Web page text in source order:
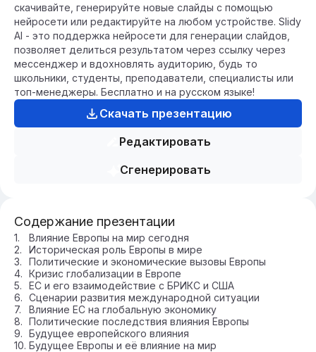
скачивайте, генерируйте новые слайды с помощью
нейросети или редактируйте на любом устройстве. Slidy
AI - это поддержка нейросети для генерации слайдов,
позволяет делиться результатом через ссылку через
мессенджер и вдохновлять аудиторию, будь то
школьники, студенты, преподаватели, специалисты или
топ-менеджеры. Бесплатно и на русском языке!
Скачать презентацию
Редактировать
Сгенерировать
Содержание презентации
Влияние Европы на мир сегодня
Историческая роль Европы в мире
Политические и экономические вызовы Европы
Кризис глобализации в Европе
ЕС и его взаимодействие с БРИКС и США
Сценарии развития международной ситуации
Влияние ЕС на глобальную экономику
Политические последствия влияния Европы
Будущее европейского влияния
Будущее Европы и её влияние на мир